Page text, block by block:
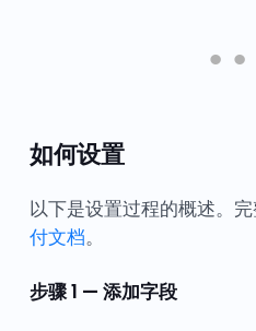
如何设置
以下是设置过程的概述。
付文档。
步骤 1 — 添加字段